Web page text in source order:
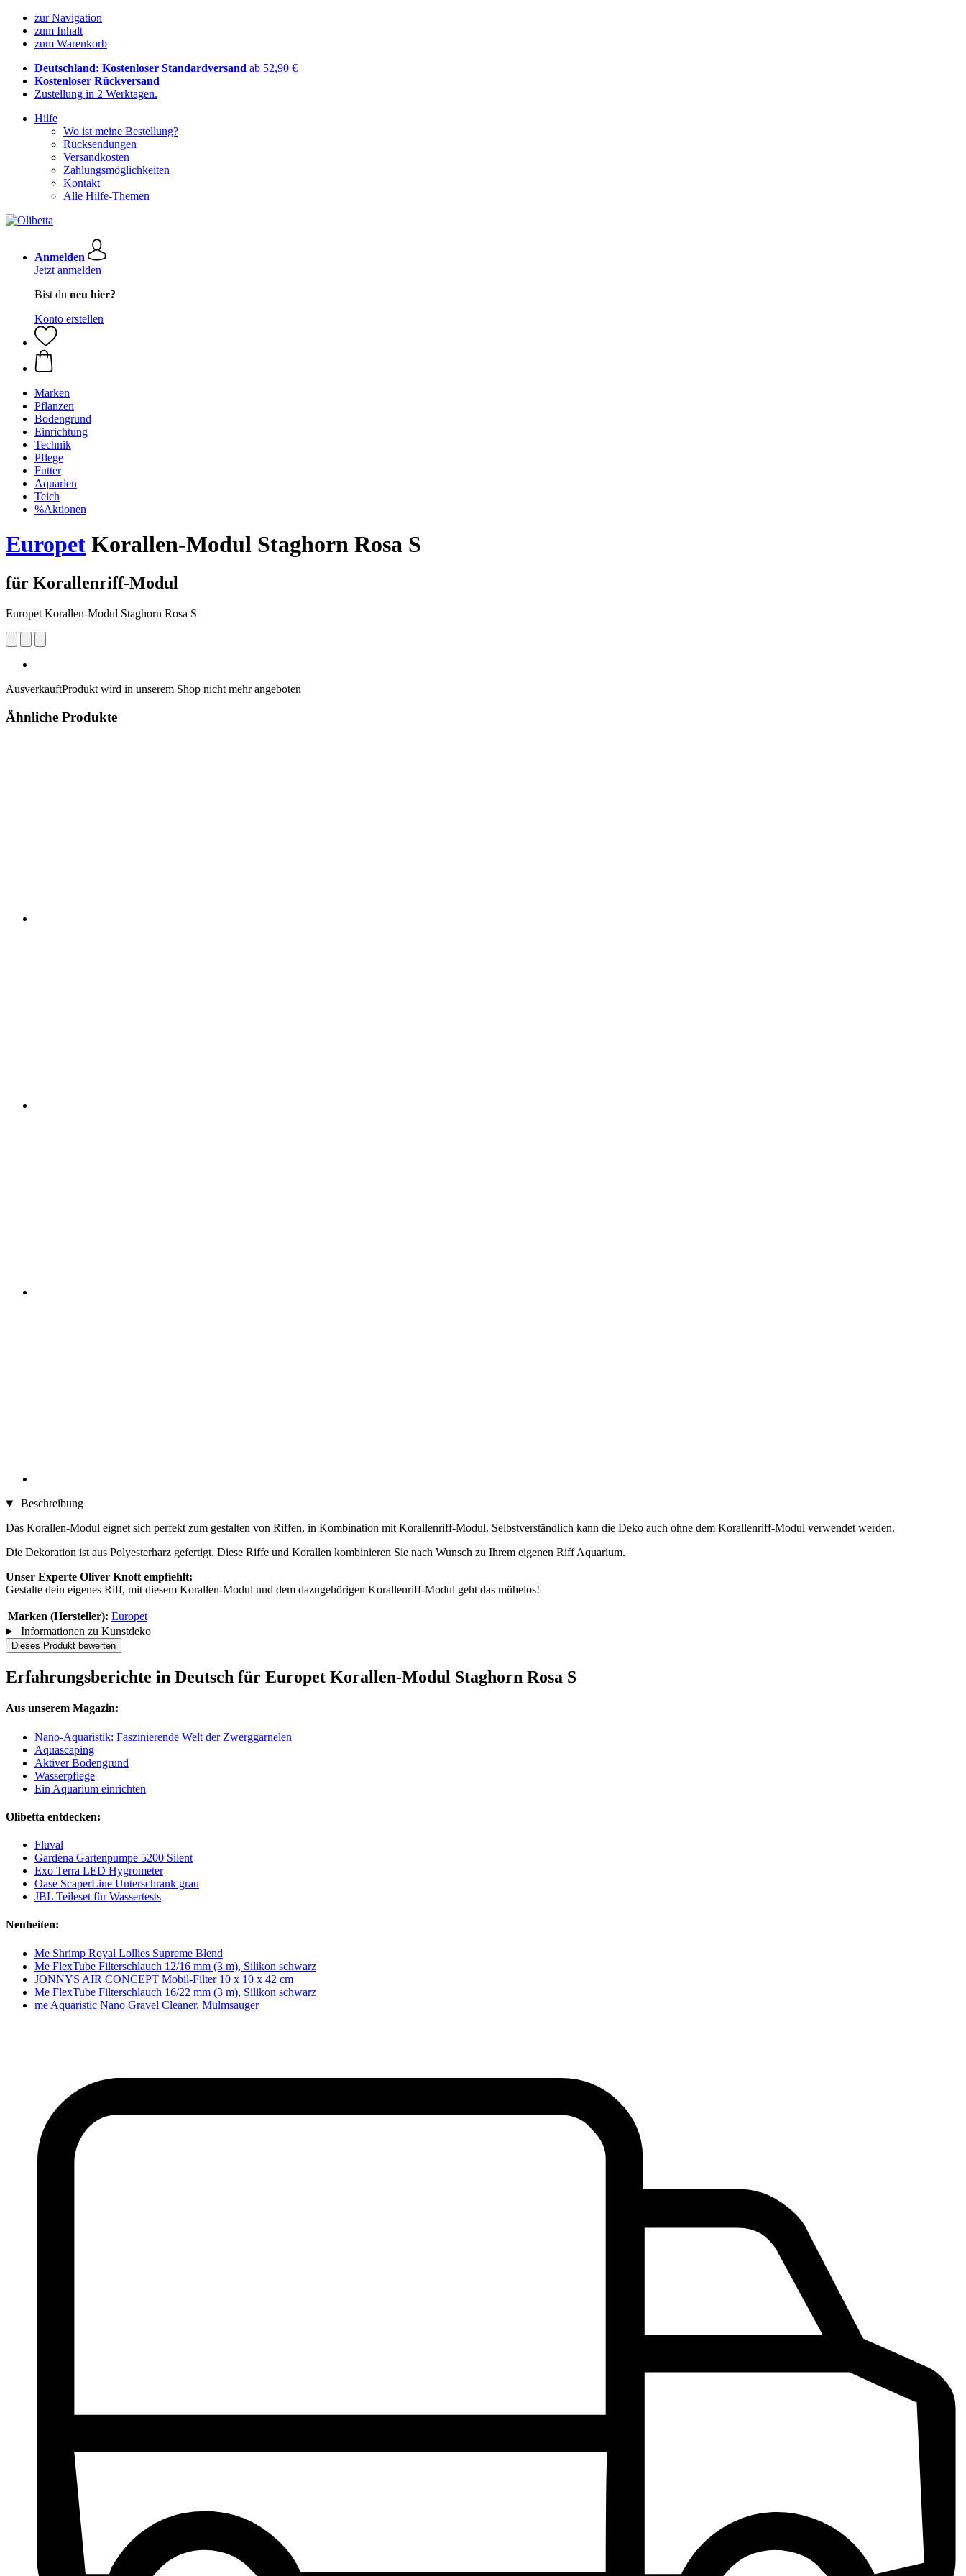
zur Navigation
zum Inhalt
zum Warenkorb
Deutschland: Kostenloser Standardversand ab 52,90 €
Kostenloser Rückversand
Zustellung in 2 Werktagen.
Hilfe
Wo ist meine Bestellung?
Rücksendungen
Versandkosten
Zahlungsmöglichkeiten
Kontakt
Alle Hilfe-Themen
Anmelden
Jetzt anmelden
Bist du neu hier?
Konto erstellen
Marken
Pflanzen
Bodengrund
Einrichtung
Technik
Pflege
Futter
Aquarien
Teich
%Aktionen
Europet Korallen-Modul Staghorn Rosa S
für Korallenriff-Modul
Europet Korallen-Modul Staghorn Rosa S
AusverkauftProdukt wird in unserem Shop nicht mehr angeboten
Ähnliche Produkte
Beschreibung
Das Korallen-Modul eignet sich perfekt zum gestalten von Riffen, in Kombination mit Korallenriff-Modul. Selbstverständlich kann die Deko auch ohne dem Korallenriff-Modul verwendet werden.
Die Dekoration ist aus Polyesterharz gefertigt. Diese Riffe und Korallen kombinieren Sie nach Wunsch zu Ihrem eigenen Riff Aquarium.
Unser Experte Oliver Knott empfiehlt:
Gestalte dein eigenes Riff, mit diesem Korallen-Modul und dem dazugehörigen Korallenriff-Modul geht das mühelos!
Marken (Hersteller): Europet
Informationen zu Kunstdeko
Dieses Produkt bewerten
Erfahrungsberichte in Deutsch für Europet Korallen-Modul Staghorn Rosa S
Aus unserem Magazin:
Nano-Aquaristik: Faszinierende Welt der Zwerggarnelen
Aquascaping
Aktiver Bodengrund
Wasserpflege
Ein Aquarium einrichten
Olibetta entdecken:
Fluval
Gardena Gartenpumpe 5200 Silent
Exo Terra LED Hygrometer
Oase ScaperLine Unterschrank grau
JBL Teileset für Wassertests
Neuheiten:
Me Shrimp Royal Lollies Supreme Blend
Me FlexTube Filterschlauch 12/16 mm (3 m), Silikon schwarz
JONNYS AIR CONCEPT Mobil-Filter 10 x 10 x 42 cm
Me FlexTube Filterschlauch 16/22 mm (3 m), Silikon schwarz
me Aquaristic Nano Gravel Cleaner, Mulmsauger